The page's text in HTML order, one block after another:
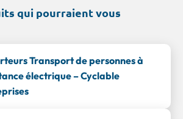
qui pourraient vous
Transport de personnes à
électrique – Cyclable